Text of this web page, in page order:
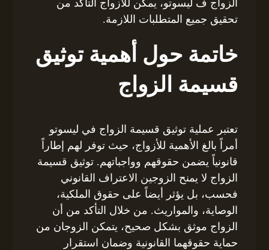
الزواج ف ليسوتو، يمكن للأزواج التأكد من
تحقيق جميع المتطلبات اللازمة.
خاتمة حول أهمية توثيق
قسيمة الزواج
تعتبر عملية توثيق قسيمة الزواج في ليسوتو
أمراً بالغ الأهمية للأزواج، حيث توفر لهم إطاراً
قانونياً يضمن حقوقهم وواجباتهم. توثيق قسيمة
الزواج لا يمنح الزوجين الاعتراف القانوني
فحسب، بل يؤثر أيضاً على حقوق الملكية،
الوصاية، والمواريث. من خلال التأكد من أن
الزواج موثق بشكل صحيح، يتمكن الزوجان من
حماية حقوقهما القانونية وضمان استقرار